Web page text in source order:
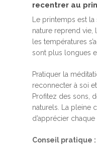
recentrer au
Le printemps est
nature reprend vie,
les températures
sont plus longues
Pratiquer la
reconnecter à soi
Profitez des sons,
naturels. La pleine
d’apprécier
Conseil pratique :